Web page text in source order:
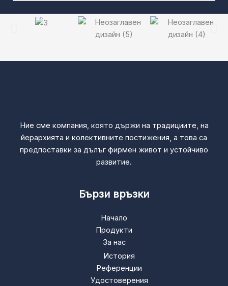
Ние сме компания, която държи на традициите, на
йерархията и колективните постижения, а това са
предпоставки за дълъг фирмен живот и устойчиво
развитие.
Бързи връзки
Начало
Продукти
За нас
История
Референции
Удостоверения